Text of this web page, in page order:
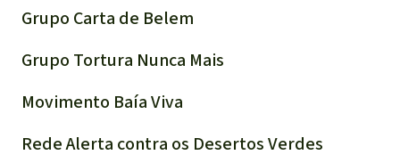
Grupo Carta de Belem
Grupo Tortura Nunca Mais
Movimento Baía Viva
Rede Alerta contra os Desertos Verdes